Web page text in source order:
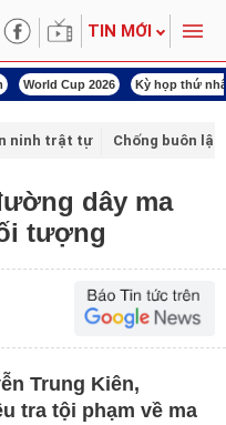
TIN MỚI
World Cup 2026 Kỳ họp thứ
ninh trật tự Chống buôn
dây ma
tượng
Trung Kiên,
tra tội phạm về ma